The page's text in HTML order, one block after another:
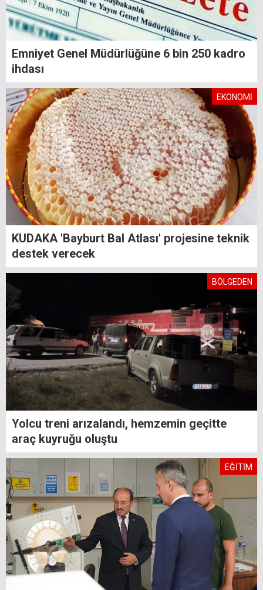
Emniyet Genel Müdürlüğüne 6 bin 250 kadro
ihdası
EKONOMİ
KUDAKA 'Bayburt Bal Atlası' projesine teknik
destek verecek
BÖLGEDEN
Yolcu treni arızalandı, hemzemin geçitte
araç kuyruğu oluştu
EĞİTİM